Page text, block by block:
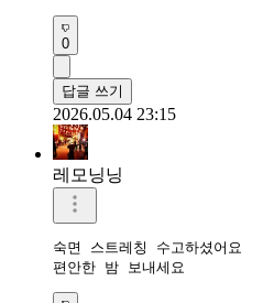
0
답글 쓰기
2026.05.04 23:15
레모닝닝
숙면 스트레칭 수고하셨어요
편안한 밤 보내세요